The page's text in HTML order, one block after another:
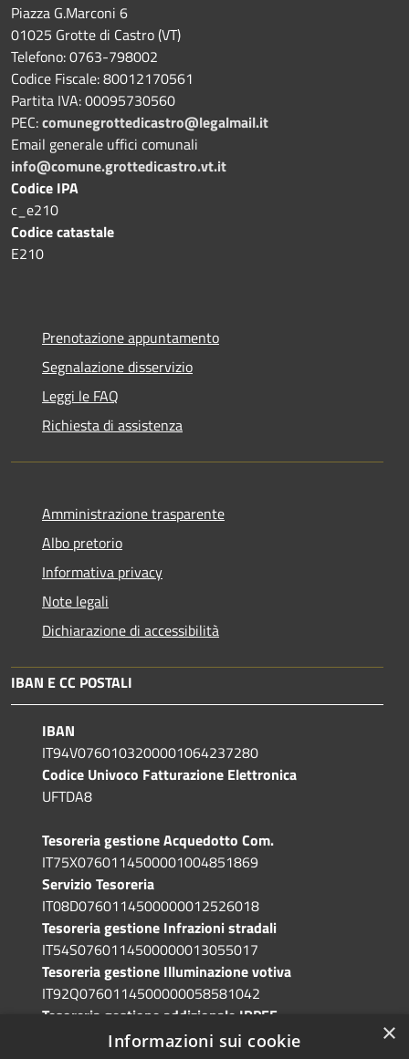
Piazza G.Marconi 6
01025 Grotte di Castro (VT)
Telefono: 0763-798002
Codice Fiscale: 80012170561
Partita IVA: 00095730560
PEC:comunegrottedicastro@legalmail.it
Email generale uffici comunali
info@comune.grottedicastro.vt.it
Codice IPA
c_e210
Codice catastale
E210
Prenotazione appuntamento
Segnalazione disservizio
Leggi le FAQ
Richiesta di assistenza
Amministrazione trasparente
Albo pretorio
Informativa privacy
Note legali
Dichiarazione di accessibilità
IBAN E CC POSTALI
IBAN
IT94V0760103200001064237280
Codice Univoco Fatturazione Elettronica
UFTDA8
Tesoreria gestione Acquedotto Com.
IT75X0760114500001004851869
Servizio Tesoreria
IT08D0760114500000012526018
Tesoreria gestione Infrazioni stradali
IT54S0760114500000013055017
Tesoreria gestione Illuminazione votiva
IT92Q0760114500000058581042
Tesoreria gestione addizionale IRPEF
IT71A0760114500000086341765
×
Informazioni sui cookie